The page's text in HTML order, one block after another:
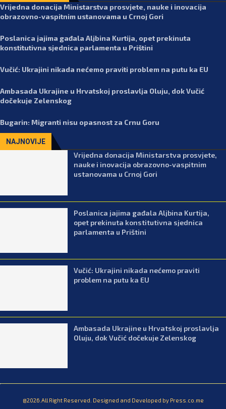
Vrijedna donacija Ministarstva prosvjete, nauke i inovacija
obrazovno-vaspitnim ustanovama u Crnoj Gori
Poslanica jajima gađala Aljbina Kurtija, opet prekinuta
konstitutivna sjednica parlamenta u Prištini
Vučić: Ukrajini nikada nećemo praviti problem na putu ka EU
Ambasada Ukrajine u Hrvatskoj proslavlja Oluju, dok Vučić
dočekuje Zelenskog
Bugarin: Migranti nisu opasnost za Crnu Goru
NAJNOVIJE
Vrijedna donacija Ministarstva prosvjete,
nauke i inovacija obrazovno-vaspitnim
ustanovama u Crnoj Gori
Poslanica jajima gađala Aljbina Kurtija,
opet prekinuta konstitutivna sjednica
parlamenta u Prištini
Vučić: Ukrajini nikada nećemo praviti
problem na putu ka EU
Ambasada Ukrajine u Hrvatskoj proslavlja
Oluju, dok Vučić dočekuje Zelenskog
@2026.All Right Reserved. Designed and Developed by Press.co.me